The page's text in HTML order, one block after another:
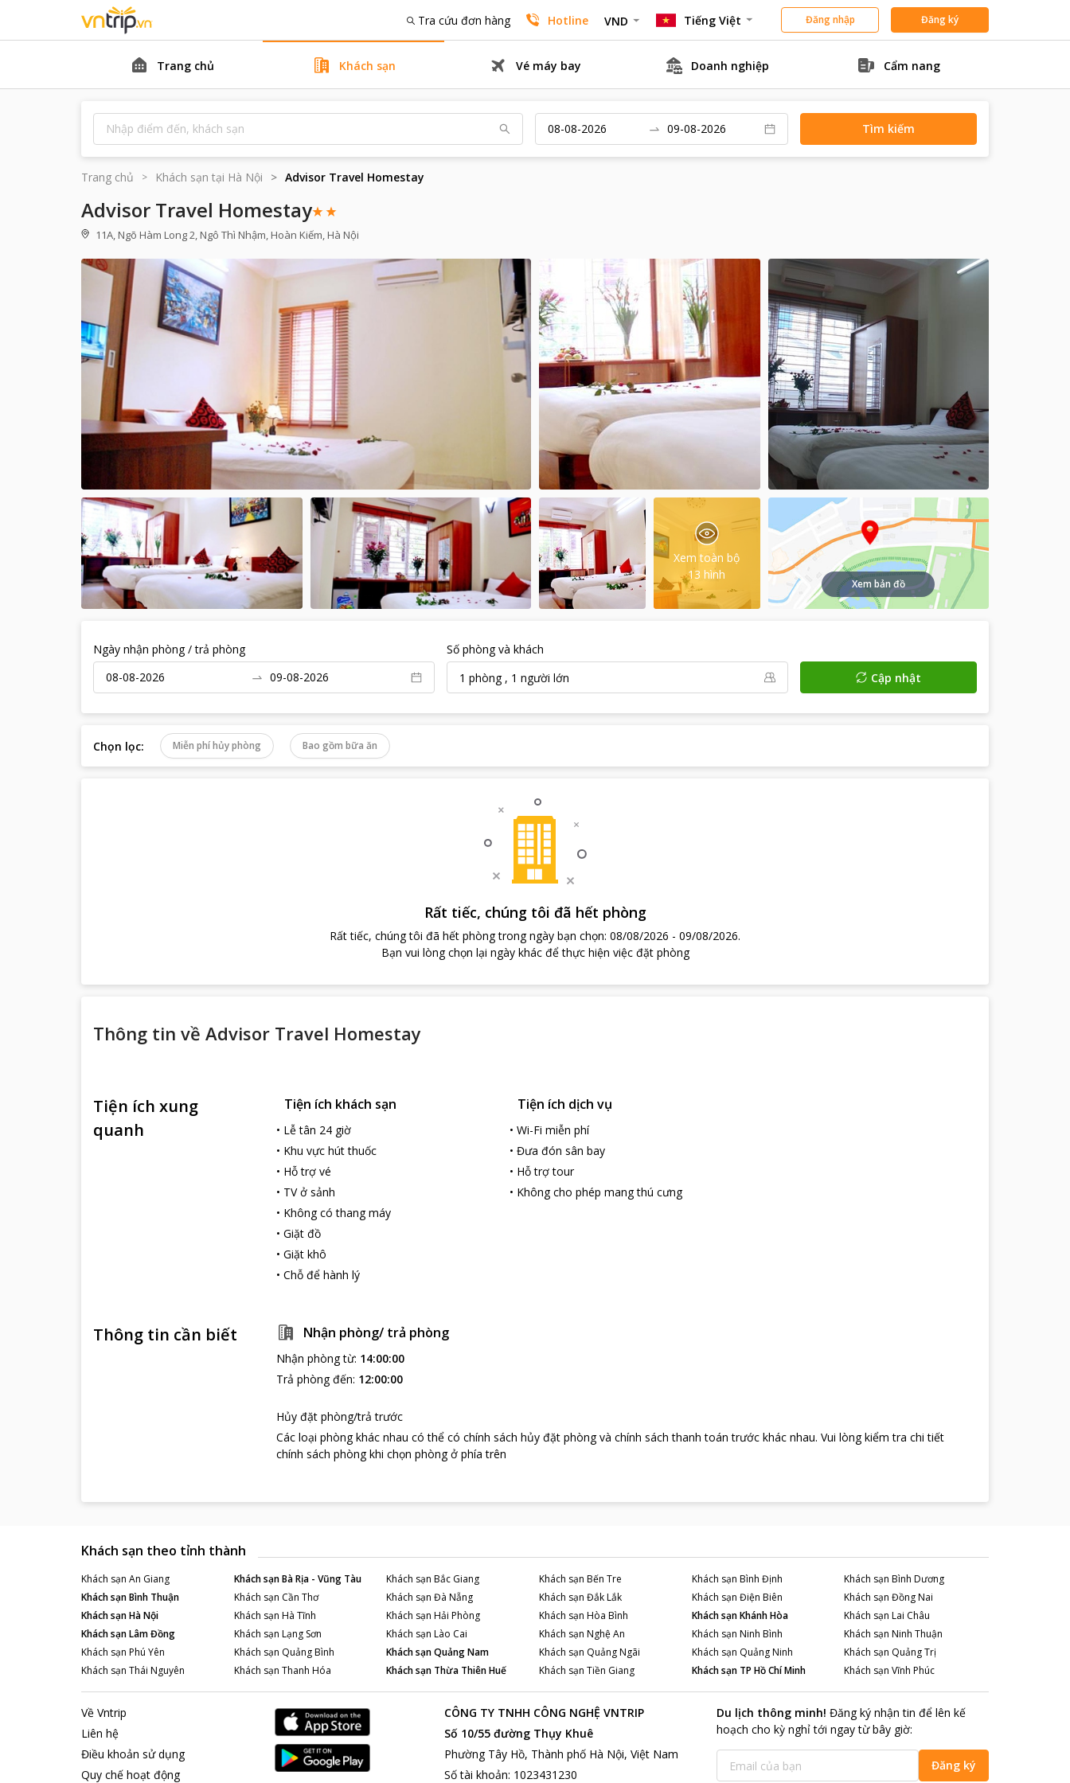
Tra cứu đơn hàng Hotline VND Tiếng Việt Đăng nhập Đăng ký
Trang chủ Khách sạn Vé máy bay Doanh nghiệp Cẩm nang
Tìm kiếm
Trang chủ Khách sạn tại Hà Nội Advisor Travel Homestay
Advisor Travel Homestay
11A, Ngõ Hàm Long 2, Ngô Thì Nhậm, Hoàn Kiếm, Hà Nội
Xem toàn bộ
13 hình
Xem bản đồ
Ngày nhận phòng / trả phòng
Số phòng và khách
1 phòng, 1 người lớn Cập nhật
Chọn lọc: Miễn phí hủy phòng Bao gồm bữa ăn
Rất tiếc, chúng tôi đã hết phòng
Rất tiếc, chúng tôi đã hết phòng trong ngày bạn chọn: 08/08/2026 - 09/08/2026.
Bạn vui lòng chọn lại ngày khác để thực hiện việc đặt phòng
Thông tin về Advisor Travel Homestay
Tiện ích xung
quanh
Tiện ích khách sạn
• Lễ tân 24 giờ
• Khu vực hút thuốc
• Hỗ trợ vé
• TV ở sảnh
• Không có thang máy
• Giặt đồ
• Giặt khô
• Chỗ để hành lý
Tiện ích dịch vụ
•Wi-Fi miễn phí
•Đưa đón sân bay
• Hỗ trợ tour
• Không cho phép mang thú cưng
Thông tin cần biết Nhận phòng/ trả phòng
Nhận phòng từ: 14:00:00
Trả phòng đến: 12:00:00
Hủy đặt phòng/trả trước
Các loại phòng khác nhau có thể có chính sách hủy đặt phòng và chính sách thanh toán trước khác nhau. Vui lòng kiểm tra chi tiết
chính sách phòng khi chọn phòng ở phía trên
Khách sạn theo tỉnh thành
Khách sạn An Giang Khách sạnBà Rịa - Vũng Tàu Khách sạn Bắc Giang Khách sạn Bến Tre Khách sạn Bình Định Khách sạn Bình Dương
Khách sạnBình Thuận Khách sạn Cần Thơ Khách sạn Đà Nẵng Khách sạn Đắk Lắk Khách sạn Điện Biên Khách sạn Đồng Nai
Khách sạnHà Nội Khách sạn Hà Tĩnh Khách sạn Hải Phòng Khách sạn Hòa Bình Khách sạnKhánh Hòa Khách sạn Lai Châu
Khách sạnLâm Đồng Khách sạn Lạng Sơn Khách sạn Lào Cai Khách sạn Nghệ An Khách sạn Ninh Bình Khách sạn Ninh Thuận
Khách sạn Phú Yên Khách sạn Quảng Bình Khách sạnQuảng Nam Khách sạn Quảng Ngãi Khách sạn Quảng Ninh Khách sạn Quảng Trị
Khách sạn Thái Nguyên Khách sạn Thanh Hóa Khách sạn Thừa Thiên Huế Khách sạn Tiền Giang Khách sạn TP Hồ Chí Minh Khách sạn Vĩnh Phúc
Về Vntrip
Liên hệ
Điều khoản sử dụng
Quy chế hoạt động
CÔNG TY TNHH CÔNG NGHỆ VNTRIP
Số 10/55 đường Thụy Khuê
Phường Tây Hồ, Thành phố Hà Nội, Việt Nam
Số tài khoản: 1023431230
Du lịch thông minh! Đăng ký nhận tin để lên kế
hoạch cho kỳ nghỉ tới ngay từ bây giờ:
Đăng ký